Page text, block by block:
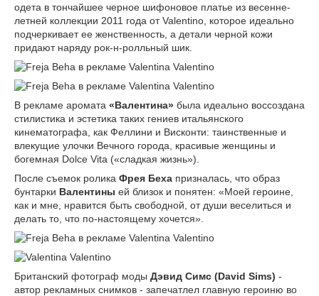
одета в тончайшее черное шифоновое платье из весенне-
летней коллекции 2011 года от Valentino, которое идеально
подчеркивает ее женственность, а детали черной кожи
придают наряду рок-н-ролльный шик.
В рекламе аромата «Валентина» была идеально воссоздана
стилистика и эстетика таких гениев итальянского
кинематографа, как Феллини и Висконти: таинственные и
влекущие улочки Вечного города, красивые женщины и
богемная Dolce Vita («сладкая жизнь»).
После съемок ролика Фрея Беха призналась, что образ
бунтарки Валентины ей близок и понятен: «Моей героине,
как и мне, нравится быть свободной, от души веселиться и
делать то, что по-настоящему хочется».
Британский фотограф моды Дэвид Симс (David Sims) -
автор рекламных снимков - запечатлел главную героиню во